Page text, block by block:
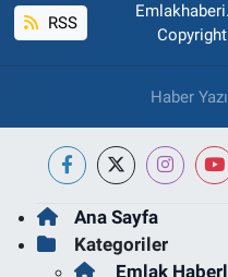
RSS
Haber
Ana Sayfa
Kategoriler
Emlak